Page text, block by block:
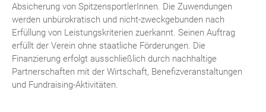
Absicherung von SpitzensportlerInnen. Die Zuwendungen
werden unbürokratisch und nicht-zweckgebunden nach
Erfüllung von Leistungskriterien zuerkannt. Seinen Auftrag
erfüllt der Verein ohne staatliche Förderungen. Die
Finanzierung erfolgt ausschließlich durch nachhaltige
Partnerschaften mit der Wirtschaft, Benefizveranstaltungen
und Fundraising-Aktivitäten.